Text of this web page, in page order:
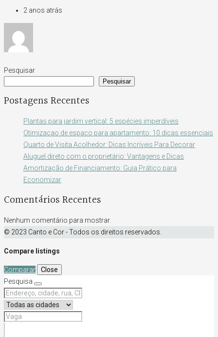
2 anos atrás
Pesquisar
Pesquisar
Postagens Recentes
Plantas para jardim vertical: 5 espécies imperdíveis
Otimizacao de espaco para apartamento: 10 dicas essenciais
Quarto de Visita Acolhedor: Dicas Incríveis Para Decorar
Aluguel direto com o proprietário: Vantagens e Dicas
Amortização de Financiamento: Guia Prático para
Economizar
Comentários Recentes
Nenhum comentário para mostrar.
© 2023 Canto e Cor - Todos os direitos reservados.
Compare listings
Comparar
Close
Pesquisa